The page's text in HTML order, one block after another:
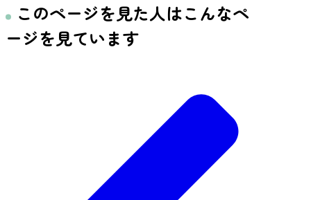
このページを見た人はこんなペ
ージを見ています